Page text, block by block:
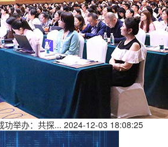
功举办：共探... 2024-12-03 18:08:25